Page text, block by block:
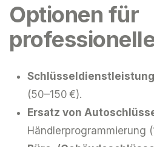
Optionen für
(50–150 €).
Ersatz von
Händlerprogrammierung